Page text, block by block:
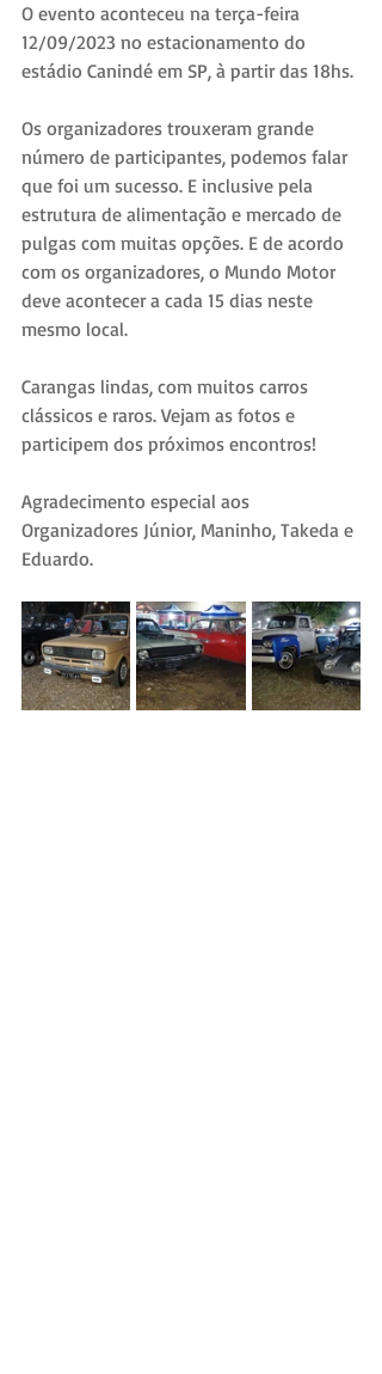
O evento aconteceu na terça-feira
12/09/2023 no estacionamento do
estádio Canindé em SP, à partir das 18hs.
Os organizadores trouxeram grande
número de participantes, podemos falar
que foi um sucesso. E inclusive pela
estrutura de alimentação e mercado de
pulgas com muitas opções. E de acordo
com os organizadores, o Mundo Motor
deve acontecer a cada 15 dias neste
mesmo local.
Carangas lindas, com muitos carros
clássicos e raros. Vejam as fotos e
participem dos próximos encontros!
Agradecimento especial aos
Organizadores Júnior, Maninho, Takeda e
Eduardo.